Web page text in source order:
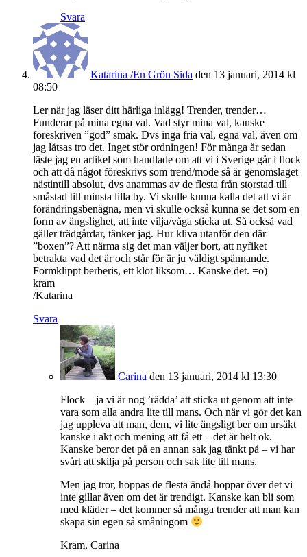
Svara
Katarina /En Grön Sida den 13 januari, 2014 kl
08:50
Ler när jag läser ditt härliga inlägg! Trender, trender…
Funderar på mina egna val. Vad styr mina val, kanske
föreskriven ”god” smak. Dvs inga fria val, egna val, även om
jag låtsas tro det. Inget stör ordningen! För många år sedan
läste jag en artikel som handlade om att vi i Sverige går i flock
och att då något föreskrivs som trend/mode så är genomslaget
nästintill absolut, dvs anammas av de flesta från storstad till
småstad till minsta lilla by. Vi skulle kunna kalla det att vi är
förändringsbenägna, men vi skulle också kunna se det som en
form av ängslighet, att inte vilja/våga sticka ut. Så också vad
gäller trädgårdar, tänker jag. Hur kliva utanför den där
”boxen”? Att närma sig det man väljer bort, att nyfiket
betrakta vad det är och står för är ju väldigt spännande.
Formklippt berberis, ett klot liksom… Kanske det. =o)
kram
/Katarina
Svara
Carina den 13 januari, 2014 kl 13:30
Flock – ja vi är nog ’rädda’ att sticka ut genom att inte
vara som alla andra lite till mans. Och när vi gör det kan
jag uppleva att man, dem, vi lite ängsligt ber om ursäkt
kanske i akt och mening att få ett – det är helt ok.
Kanske beror det på en annan sak jag tänkt på – vi har
svårt att skilja på person och sak lite till mans.
Men jag tror, hoppas de flesta ändå hoppar över det vi
inte gillar även om det är trendigt. Kanske kan bli som
med kläder – det kommer så många trender att man kan
skapa sin egen så småningom
Kram, Carina